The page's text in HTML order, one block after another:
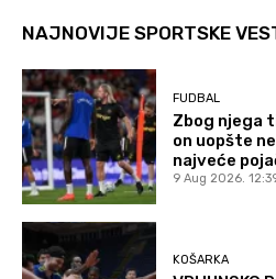
NAJNOVIJE SPORTSKE
FUDBAL
Zbog njega
on uopšte
najveće
9 Aug 2026.
KOŠARKA